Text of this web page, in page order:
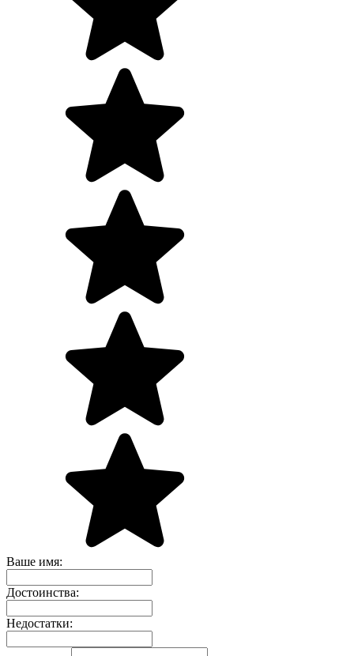
Ваше имя:
Достоинства:
Недостатки: